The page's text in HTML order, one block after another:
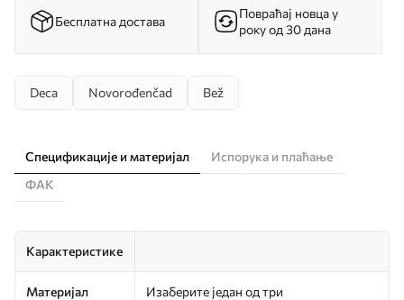
Бесплатна достава
Повраћај новца у
року од 30 дана
Deca Novorođenčad Bež
Спецификације и материјал
Испорука и плаћање
ФАК
Карактеристике
Материјал
Изаберите један од три